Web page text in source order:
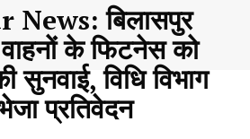
बिलासपुर
वाहनों के फिटनेस को
विधि विभाग
प्रतिवेदन